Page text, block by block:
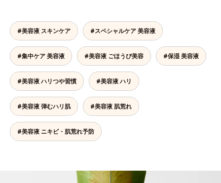
#美容液 スキンケア #スペシャルケア 美容液
#集中ケア 美容液 #美容液 ごほうび美容 #保湿 美容液
#美容液 ハリつや習慣 #美容液 ハリ
#美容液 弾むハリ肌 #美容液 肌荒れ
#美容液 ニキビ・肌荒れ予防